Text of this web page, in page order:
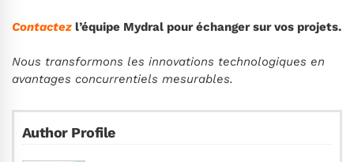
Contactez l’équipe Mydral pour échanger sur vos projets.
Nous transformons les innovations technologiques en
avantages concurrentiels mesurables.
Author Profile